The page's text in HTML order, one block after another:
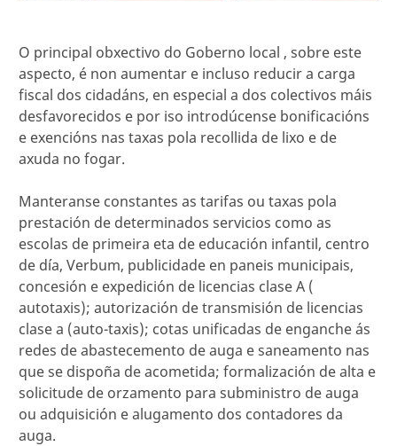
O principal obxectivo do Goberno local , sobre este
aspecto, é non aumentar e incluso reducir a carga
fiscal dos cidadáns, en especial a dos colectivos máis
desfavorecidos e por iso introdúcense bonificacións
e exencións nas taxas pola recollida de lixo e de
axuda no fogar.
Manteranse constantes as tarifas ou taxas pola
prestación de determinados servicios como as
escolas de primeira eta de educación infantil, centro
de día, Verbum, publicidade en paneis municipais,
concesión e expedición de licencias clase A (
autotaxis); autorización de transmisión de licencias
clase a (auto-taxis); cotas unificadas de enganche ás
redes de abastecemento de auga e saneamento nas
que se dispoña de acometida; formalización de alta e
solicitude de orzamento para subministro de auga
ou adquisición e alugamento dos contadores da
auga.